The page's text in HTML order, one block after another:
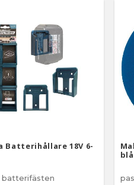
Batterihållare 18V 6-
batterifästen
blå